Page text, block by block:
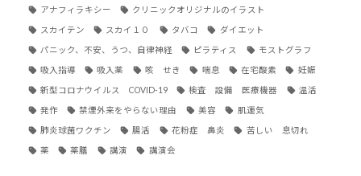
アナフィラキシー クリニックオリジナルのイラスト
スカイテン スカイ１０ タバコ ダイエット
パニック、不安、うつ、自律神経 ピラティス モストグラフ
吸入指導 吸入薬 咳 せき 喘息 在宅酸素 妊娠
新型コロナウイルス COVID-19 検査 設備 医療機器 温活
発作 禁煙外来をやらない理由 美容 肌運気
肺炎球菌ワクチン 腸活 花粉症 鼻炎 苦しい 息切れ
薬 薬膳 講演 講演会